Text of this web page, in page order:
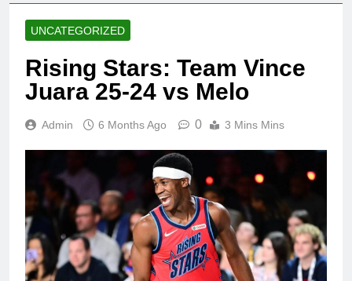
UNCATEGORIZED
Rising Stars: Team Vince
Juara 25-24 vs Melo
Admin 6 Months Ago 0 3 Mins Mins